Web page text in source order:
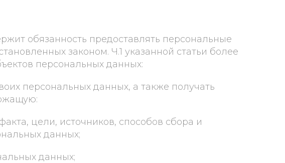
обязанность предоставлять персональные
законом. Ч.1 указанной статьи более
персональных данных:
персональных данных, а также получать
цели, источников, способов сбора и
данных;
данных;